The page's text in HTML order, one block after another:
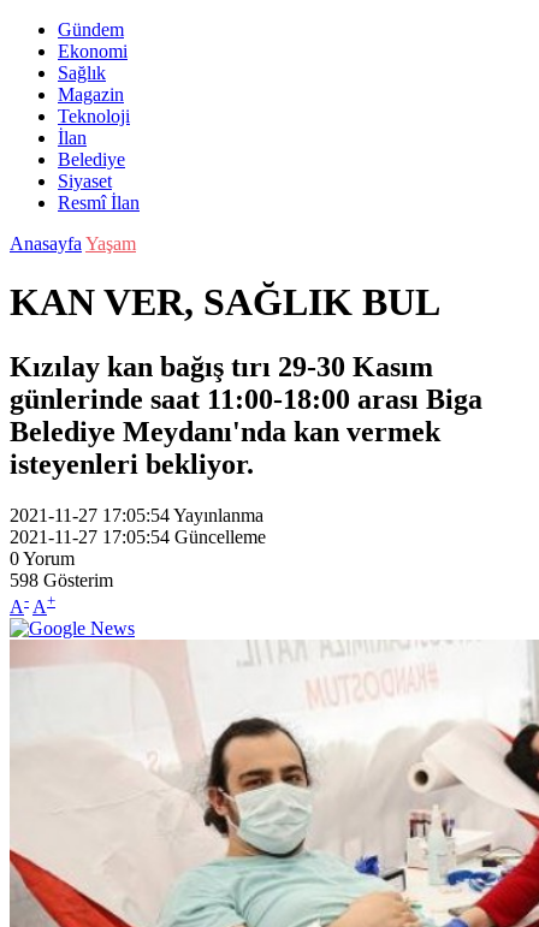
Gündem
Ekonomi
Sağlık
Magazin
Teknoloji
İlan
Belediye
Siyaset
Resmî İlan
Anasayfa Yaşam
KAN VER, SAĞLIK BUL
Kızılay kan bağış tırı 29-30 Kasım
günlerinde saat 11:00-18:00 arası Biga
Belediye Meydanı'nda kan vermek
isteyenleri bekliyor.
2021-11-27 17:05:54Yayınlanma
2021-11-27 17:05:54 Güncelleme
0Yorum
598 Gösterim
A- A+